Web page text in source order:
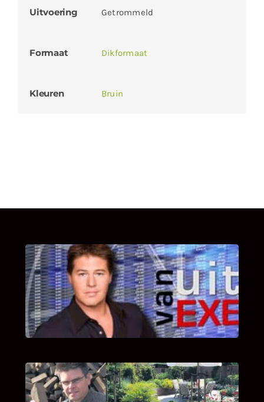
Uitvoering Getrommeld
Formaat Dikformaat
Kleuren Bruin
UITSTEL VAN EXECUTIE
Bekijk hier de fragmenten van de deelname
van Bricks and Stones aan dit programma.
INTERVIEW MET HANS BOEREMA